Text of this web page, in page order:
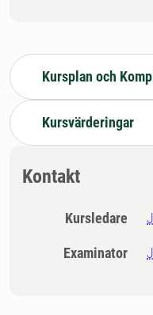
Kursplan och
Kursvärderingar
Kontakt
Kursledare
Examinator